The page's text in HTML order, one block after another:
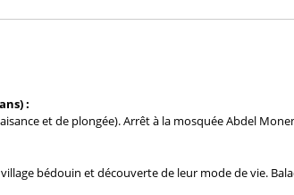
:
et de plongée). Arrêt à la mosquée Abdel
bédouin et découverte de leur mode de vie.